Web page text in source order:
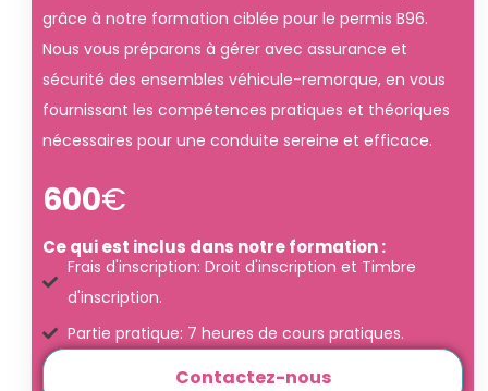
grâce à notre formation ciblée pour le permis B96.
Nous vous préparons à gérer avec assurance et
sécurité des ensembles véhicule-remorque, en vous
fournissant les compétences pratiques et théoriques
nécessaires pour une conduite sereine et efficace.
600€
Ce qui est inclus dans notre formation :
Frais d'inscription: Droit d'inscription et Timbre
d'inscription.
Partie pratique: 7 heures de cours pratiques.
Contactez-nous